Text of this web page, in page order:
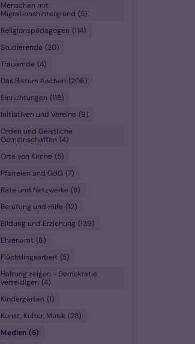
Menschen mit
Migrationshintergrund 5
Religionspädagogen 114
Studierende 20
Trauernde 4
Das Bistum Aachen 206
Einrichtungen 118
Initiativen und Vereine 9
Orden und Geistliche
Gemeinschaften 4
Orte von Kirche 5
Pfarreien und GdG 7
Räte und Netzwerke 8
Beratung und Hilfe 12
Bildung und Erziehung 139
Ehrenamt 6
Flüchtlingsarbeit 5
Haltung zeigen - Demokratie
verteidigen 4
Kindergarten 1
Kunst, Kultur, Musik 28
Medien
5